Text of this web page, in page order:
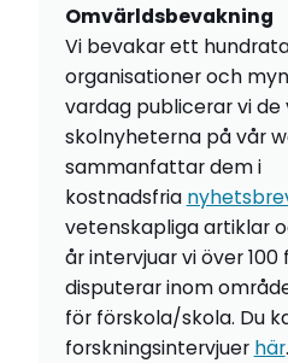
Omvärldsbevakning
Vi bevakar ett
organisationer och
vardag publicerar vi
skolnyheterna på vår
sammanfattar dem i
kostnadsfria
vetenskapliga artiklar
år intervjuar vi över
disputerar inom
för förskola/skola. Du
forskningsintervjuer här.